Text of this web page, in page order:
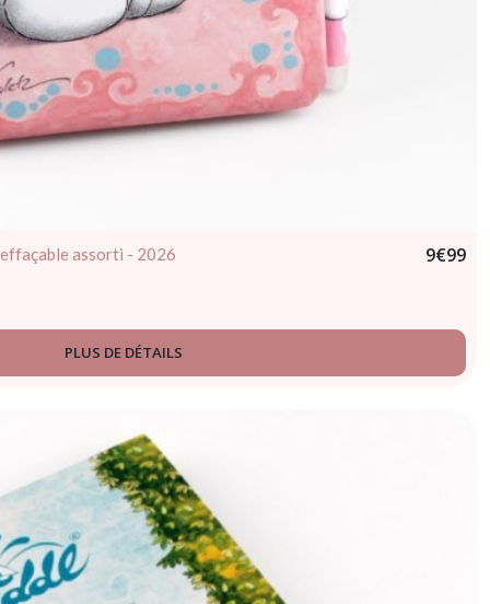
assorti - 2026 9€99
PLUS DE DÉTAILS